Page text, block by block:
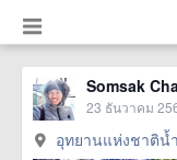
Somsak
23 ธันวาคม
อุทยานแห่งชาติน้